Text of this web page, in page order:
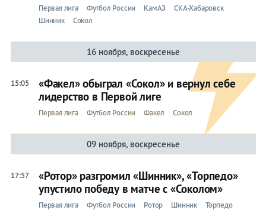
Первая лига Футбол России КамАЗ
СКА-Хабаровск
Шинник
Сокол
16 ноября, воскресенье
15:05
«Факел» обыграл «Сокол» и вернул себе
лидерство в Первой лиге
Первая лига Футбол России Факел Сокол
09 ноября, воскресенье
17:57
«Ротор» разгромил «Шинник», «Торпедо»
упустило победу в матче с «Соколом»
Первая лига Футбол России Ротор Шинник
Торпедо